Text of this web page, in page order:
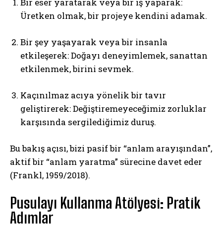
Üretken olmak, bir projeye kendini adamak.
Bir şey yaşayarak veya bir insanla
etkileşerek: Doğayı deneyimlemek, sanattan
etkilenmek, birini sevmek.
Kaçınılmaz acıya yönelik bir tavır
geliştirerek: Değiştiremeyeceğimiz zorluklar
karşısında sergilediğimiz duruş.
Bu bakış açısı, bizi pasif bir “anlam arayışından”,
aktif bir “anlam yaratma” sürecine davet eder
(Frankl, 1959/2018).
Pusulayı Kullanma Atölyesi: Pratik
Adımlar